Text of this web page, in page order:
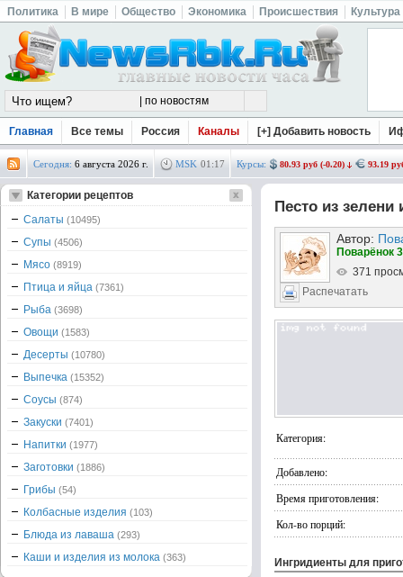
Политика В мире Общество Экономика Происшествия Культура
Главная Все темы Россия Каналы [+] Добавить новость
Сегодня: 6 августа 2026 г. MSK 01 :17 Курсы: 80.93 руб (-0.20) 93.19
Песто из зелени
Автор:
Поварёнок
371
Распечатать
Категория:
Добавлено:
Время приготовления:
Кол-во порций:
Ингридиенты для
Категории рецептов
Салаты (10495)
Супы (4506)
Мясо (8919)
Птица и яйца (7361)
Рыба (3698)
Овощи (1583)
Десерты (10780)
Выпечка (15352)
Соусы (874)
Закуски (7401)
Напитки (1977)
Заготовки (1886)
Грибы (54)
Колбасные изделия (103)
Блюда из лаваша (293)
Каши и изделия из молока (363)